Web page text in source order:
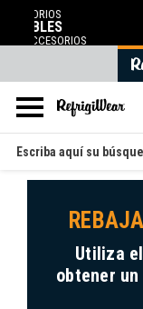
Buscar
en
Utiliza
obtener